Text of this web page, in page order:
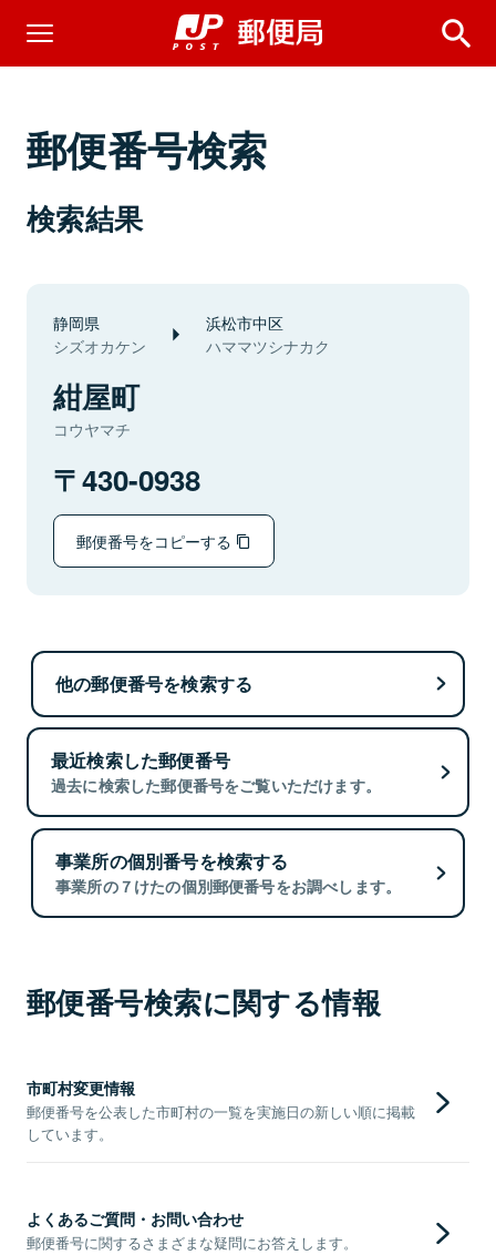
郵便番号検索
検索結果
静岡県
シズオカケン
浜松市中区
ハママツシナカク
紺屋町
コウヤマチ
430-0938
郵便番号をコピーする
他の郵便番号を検索する
最近検索した郵便番号
過去に検索した郵便番号をご覧いただけます。
事業所の個別番号を検索する
事業所の７けたの個別郵便番号をお調べします。
郵便番号検索に関する情報
市町村変更情報
郵便番号を公表した市町村の一覧を実施日の新しい順に掲載
しています。
よくあるご質問・お問い合わせ
郵便番号に関するさまざまな疑問にお答えします。